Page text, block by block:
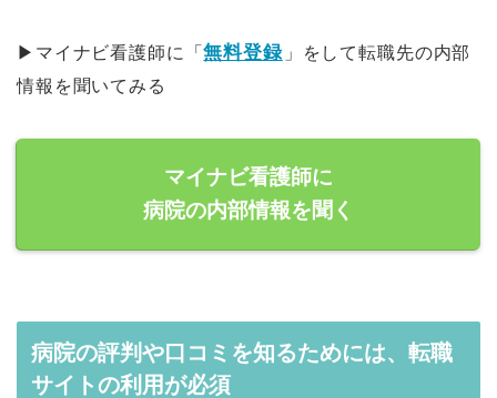
▶︎マイナビ看護師に「無料登録 」をして転職先の内部
情報を聞いてみる
マイナビ看護師に
病院の内部情報を聞く
病院の評判や口コミを知るためには、転職
サイトの利用が必須